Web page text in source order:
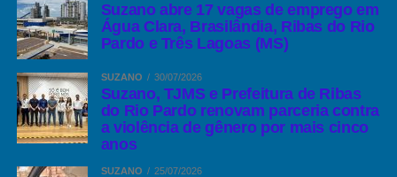
Suzano abre 17 vagas de emprego em
Água Clara, Brasilândia, Ribas do Rio
Pardo e Três Lagoas (MS)
SUZANO 30/07/2026
Suzano, TJMS e Prefeitura de Ribas
do Rio Pardo renovam parceria contra
a violência de gênero por mais cinco
anos
SUZANO 25/07/2026